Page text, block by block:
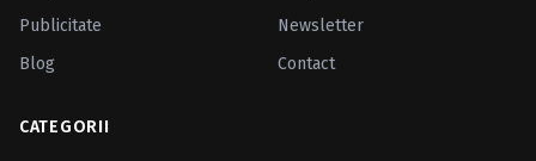
Publicitate
Newsletter
Blog
Contact
CATEGORII